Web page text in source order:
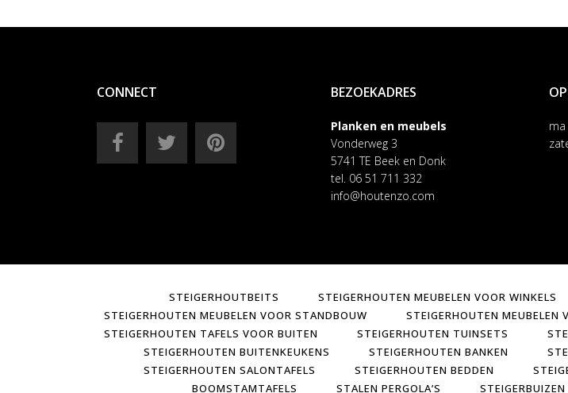
CONNECT BEZOEKADRES
Planken en meubels
Vonderweg 3
5741 TE Beek en Donk
tel. 06 51 711 332
info@houtenzo.com
STEIGERHOUTBEITS STEIGERHOUTEN MEUBELEN VOOR WINKELS
STEIGERHOUTEN MEUBELEN VOOR STANDBOUW
STEIGERHOUTEN MEUBELEN
STEIGERHOUTEN TAFELS VOOR BUITEN
STEIGERHOUTEN TUINSETS
STEIGERHOUTEN BUITENKEUKENS
STEIGERHOUTEN BANKEN
STEIGERHOUTEN SALONTAFELS
STEIGERHOUTEN BEDDEN
BOOMSTAMTAFELS
STALEN PERGOLA’S